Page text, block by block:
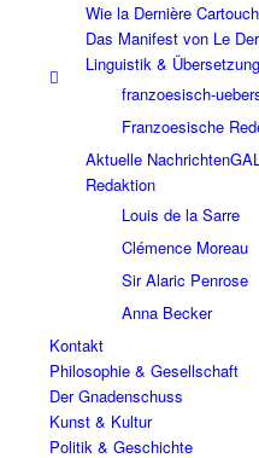
Wie la Dernière
Das Manifest von Le
Linguistik &
franzoesisch-
Franzoesische
Aktuelle Nachrichten
Redaktion
Louis de la Sarre
Clémence Moreau
Sir Alaric Penrose
Anna Becker
Kontakt
Philosophie & Gesellschaft
Der Gnadenschuss
Kunst & Kultur
Politik & Geschichte